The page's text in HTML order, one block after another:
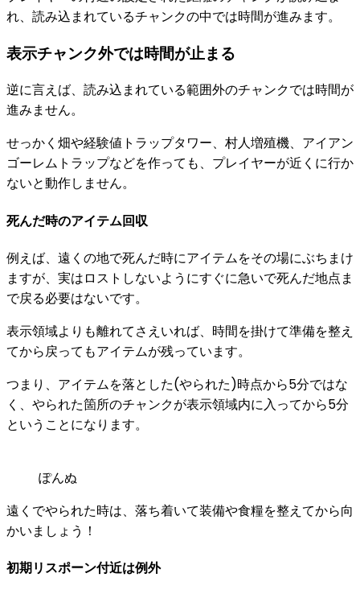
れ、 読み込まれているチャンクの中では時間が進みます。
表示チャンク外では時間が止まる
逆に言えば、 読み込まれている範囲外のチャンクでは時間が
進みません。
せっかく畑や経験値トラップタワー、村人増殖機、アイアン
ゴーレムトラップなどを作っても、プレイヤーが近くに行か
ないと動作しません。
死んだ時のアイテム回収
例えば、遠くの地で死んだ時にアイテムをその場にぶちまけ
ますが、実はロストしないようにすぐに急いで死んだ地点ま
で戻る必要はないです。
表示領域よりも離れてさえいれば、時間を掛けて準備を整え
てから戻ってもアイテムが残っています。
つまり、 アイテムを落とした(やられた)時点から5分ではな
く、 やられた箇所のチャンクが表示領域内に入ってから5分
ということになります。
ぽんぬ
遠くでやられた時は、落ち着いて装備や食糧を整えてから向
かいましょう！
初期リスポーン付近は例外